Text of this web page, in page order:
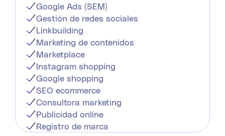
Google Ads (SEM)
Gestión de redes sociales
Linkbuilding
Marketing de contenidos
Marketplace
Instagram shopping
Google shopping
SEO ecommerce
Consultora marketing
Publicidad online
Registro de marca